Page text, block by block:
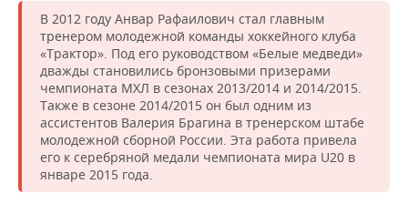
В 2012 году Анвар Рафаилович стал главным
тренером молодежной команды хоккейного клуба
«Трактор». Под его руководством «Белые медведи»
дважды становились бронзовыми призерами
чемпионата МХЛ в сезонах 2013/2014 и 2014/2015.
Также в сезоне 2014/2015 он был одним из
ассистентов Валерия Брагина в тренерском штабе
молодежной сборной России. Эта работа привела
его к серебряной медали чемпионата мира U20 в
январе 2015 года.